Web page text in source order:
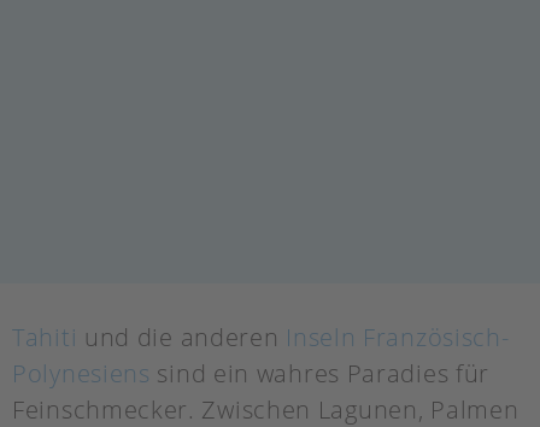
Tahiti und die anderen Inseln Französisch-
Polynesiens sind ein wahres Paradies für
Feinschmecker. Zwischen Lagunen, Palmen